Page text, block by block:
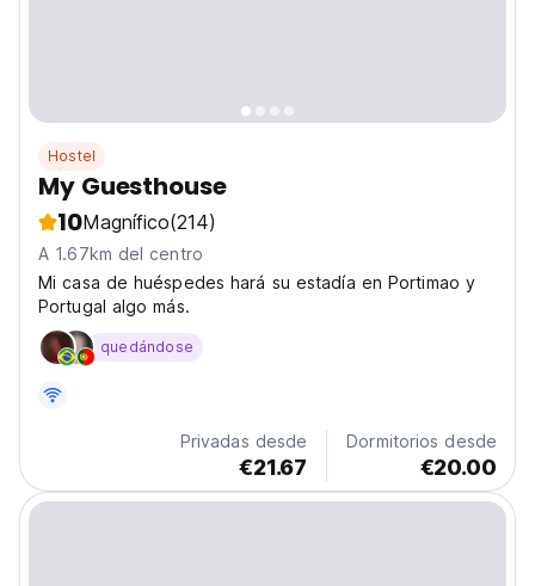
Hostel
My Guesthouse
10Magnífico(214)
A 1.67km del centro
Mi casa de huéspedes hará su estadía en Portimao y
Portugal algo más.
quedándose
Privadas desde
€21.67
Dormitorios desde
€20.00